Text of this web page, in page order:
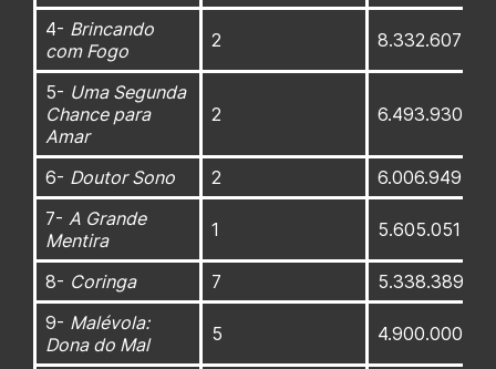
4- Brincando
com Fogo
2 8.332.607
5- Uma Segunda
Chance para
Amar
2 6.493.930
6- Doutor Sono 2
6.006.949
7- A Grande
Mentira
1 5.605.051
8- Coringa 7
5.338.389
9- Malévola:
Dona do Mal
5 4.900.000